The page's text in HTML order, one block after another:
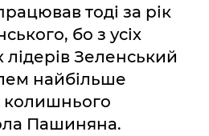
тоді за рік
бо з усіх
Зеленський
найбільше
колишнього
Пашиняна.